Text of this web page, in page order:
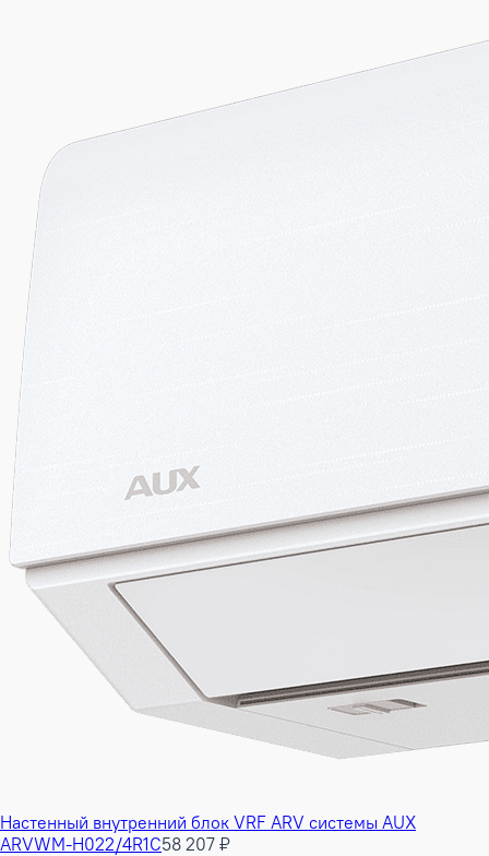
Настенный внутренний блок VRF ARV системы AUX
ARVWM-H022/4R1C58 207 ₽